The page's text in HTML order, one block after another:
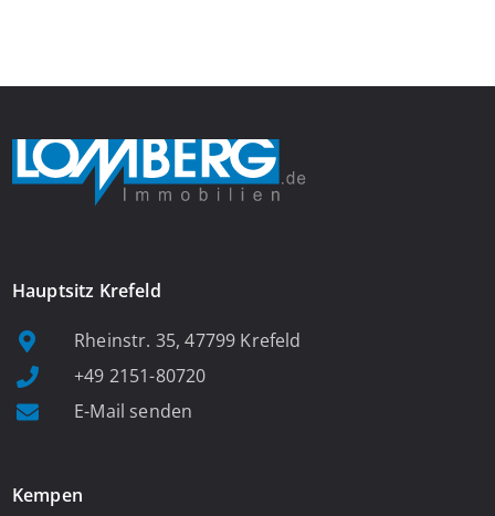
Hauptsitz Krefeld
Rheinstr. 35, 47799 Krefeld
+49 2151-80720
E-Mail senden
Kempen